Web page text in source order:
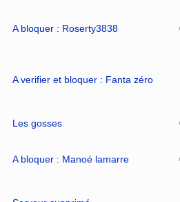
A bloquer : Roserty3838
A verifier et bloquer : Fanta zéro
Les gosses
A bloquer : Manoé lamarre‎